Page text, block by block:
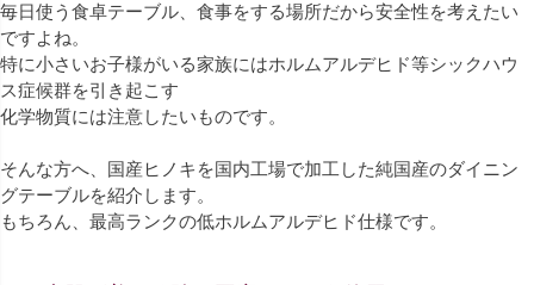
毎日使う食卓テーブル、食事をする場所だから安全性を考えたい
ですよね。
特に小さいお子様がいる家族にはホルムアルデヒド等シックハウ
ス症候群を引き起こす
化学物質には注意したいものです。
そんな方へ、国産ヒノキを国内工場で加工した純国産のダイニン
グテーブルを紹介します。
もちろん、最高ランクの低ホルムアルデヒド仕様です。